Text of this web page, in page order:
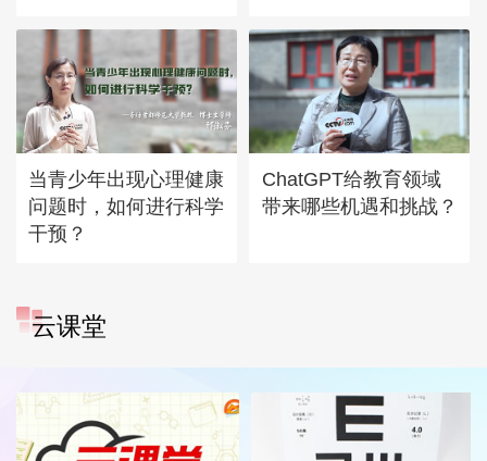
当青少年出现心理健康
问题时，如何进行科学
干预？
ChatGPT给教育领域
带来哪些机遇和挑战？
云课堂